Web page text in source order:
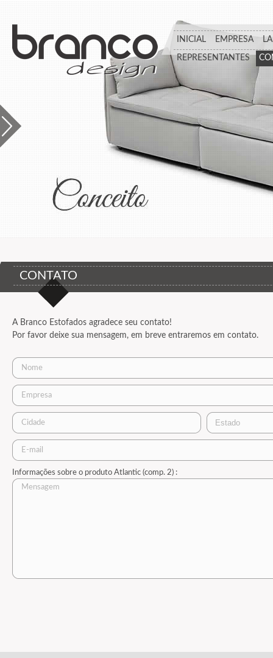
INICIAL EMPRESA
REPRESENTANTES
CONTATO
A Branco Estofados agradece seu contato!
Por favor deixe sua mensagem, em breve entraremos em contato.
Informações sobre o produto Atlantic (comp. 2) :